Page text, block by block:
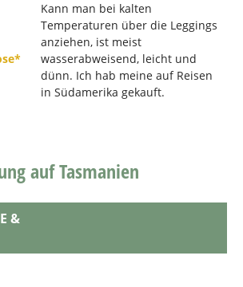
Kann man bei kalten
Temperaturen über die Leggings
anziehen, ist meist
wasserabweisend, leicht und
dünn. Ich hab meine auf Reisen
in Südamerika gekauft.
auf Tasmanien
&